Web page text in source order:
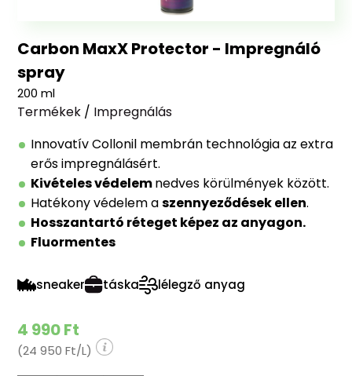
Carbon MaxX Protector - Impregnáló
spray
200 ml
Termékek / Impregnálás
Innovatív Collonil membrán technológia az extra
erős impregnálásért.
Kivételes védelemnedves körülmények között.
Hatékony védelem aszennyeződések ellen.
Hosszantartó réteget képez az anyagon.
Fluormentes
sneaker táska lélegző anyag
4 990 Ft
(24 950 Ft/L)